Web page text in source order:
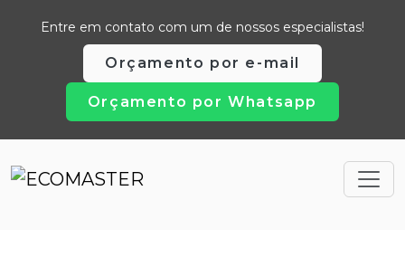
Entre em contato com um de nossos especialistas!
Orçamento por e-mail
Orçamento por Whatsapp